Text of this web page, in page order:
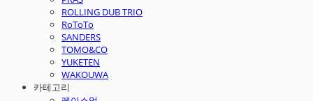
ROLLING DUB TRIO
RoToTo
SANDERS
TOMO&CO
YUKETEN
WAKOUWA
카테고리